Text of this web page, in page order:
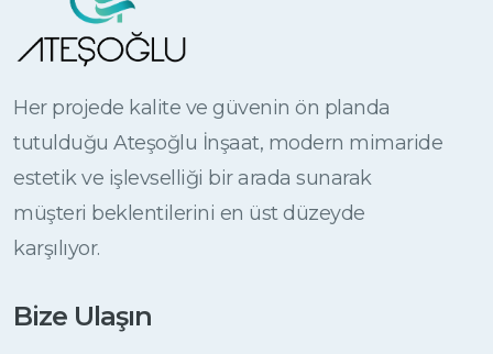
Her projede kalite ve güvenin ön planda
tutulduğu Ateşoğlu İnşaat, modern mimaride
estetik ve işlevselliği bir arada sunarak
müşteri beklentilerini en üst düzeyde
karşılıyor.
Bize Ulaşın